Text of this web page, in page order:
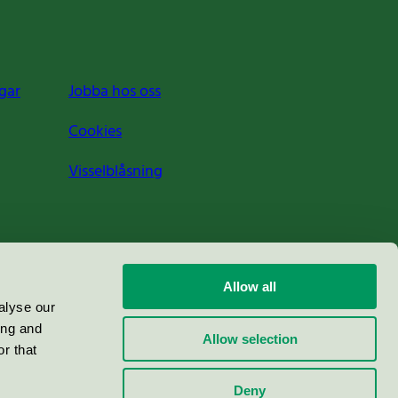
our
and
that
Allow all
Allow selection
Deny
Jobba hos oss
Cookies
Visselblåsning